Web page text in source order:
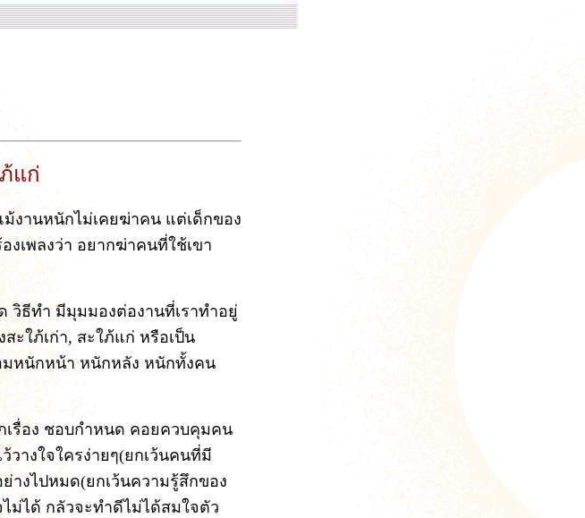
แก่
งานหนักไม่เคยฆ่าคน แต่เด็กของ
งเพลงว่า อยากฆ่าคนที่ใช้เขา
วิธีทำ มีมุมมองต่องานที่เราทำอยู่
ะใภ้เก่า, สะใภ้แก่ หรือเป็น
มหนักหน้า หนักหลัง หนักทั้งคน
เรื่อง ชอบกำหนด คอยควบคุมคน
วางใจใครง่ายๆ(ยกเว้นคนที่มี
างไปหมด(ยกเว้นความรู้สึกของ
ม่ได้ กลัวจะทำดีไม่ได้สมใจตัว